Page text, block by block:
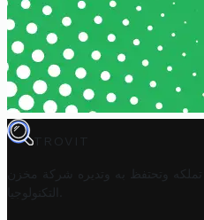
TROVIT
وتحتفظ به وتديره
شركة مخزن
التكنولوجيا